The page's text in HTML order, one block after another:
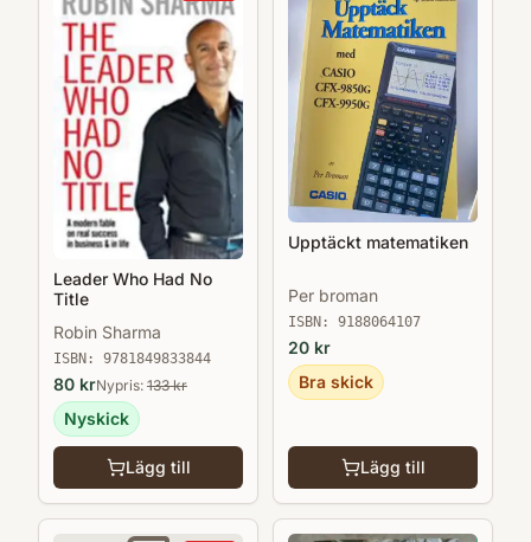
Leader Who Had No
Title
Robin Sharma
ISBN: 9781849833844
80 krNypris: 133kr
Nyskick
Lägg till
Upptäckt matematiken
Per broman
ISBN: 9188064107
20 kr
Bra skick
Lägg till